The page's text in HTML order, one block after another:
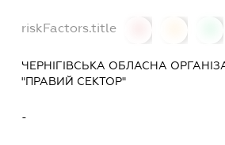
riskFactors.title
ЧЕРНІГІВСЬКА ОБЛАСНА
"ПРАВИЙ СЕКТОР"
-